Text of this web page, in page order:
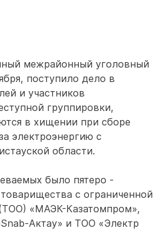
межрайонный уголовный
поступило дело в
и участников
группировки,
в хищении при сборе
электроэнергию с
области.
было пятеро -
с ограниченной
«МАЭК-Казатомпром»,
Актау» и ТОО «Электр